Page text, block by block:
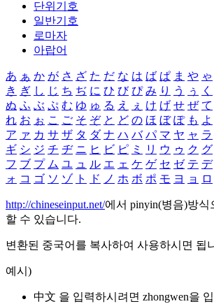
단위기호
일반기호
로마자
아랍어
あ ぁ か が さ ざ た だ な は ば ぱ ま や ゃ
き ぎ し じ ち ぢ に ひ び ぴ み り う ぅ く
ぬ ふ ぶ ぷ む ゆ ゅ る え ぇ け げ せ ぜ て
れ お ぉ こ ご そ ぞ と ど の ほ ぼ ぽ も よ
ア ァ カ サ ザ タ ダ ナ ハ バ パ マ ヤ ャ ラ
ギ シ ジ チ ヂ ニ ヒ ビ ピ ミ リ ウ ゥ ク グ
フ ブ プ ム ユ ュ ル エ ェ ケ ゲ セ ゼ テ デ
ォ コ ゴ ソ ゾ ト ド ノ ホ ボ ポ モ ヨ ョ ロ
http://chineseinput.net/에서 pinyin(병음)방
할 수 있습니다.
변환된 중국어를 복사하여 사용하시면 됩
예시)
中文 을 입력하시려면 zhongwen을